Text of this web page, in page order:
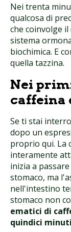
Nei trenta
qualcosa di
che coinvolge
sistema
biochimica. E
quella tazzina.
Nei
caffeina
Se ti stai
dopo un
proprio qui. La
interamente
inizia a
stomaco, ma
nell'intestino
stomaco non
ematici di
quindici